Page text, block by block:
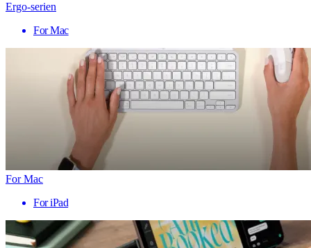
Ergo-serien
For Mac
For Mac
For iPad